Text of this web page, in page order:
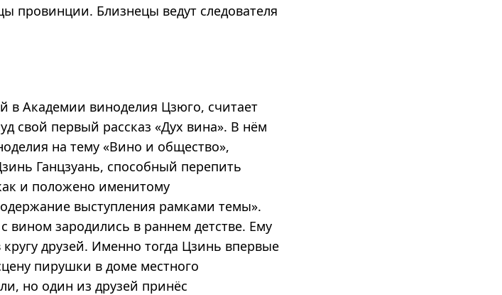
провинции. Близнецы ведут следователя
в Академии виноделия Цзюго, считает
свой первый рассказ «Дух вина». В нём
на тему «Вино и общество»,
Ганцзуань, способный перепить
и положено именитому
выступления рамками темы».
зародились в раннем детстве. Ему
друзей. Именно тогда Цзинь впервые
пирушки в доме местного
но один из друзей принёс